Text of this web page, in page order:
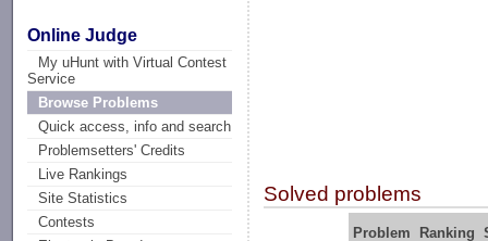
Online Judge
My uHunt with Virtual Contest
Service
Browse Problems
Quick access, info and search
Problemsetters' Credits
Live Rankings
Site Statistics
Contests
Solved problems
Problem Ranking